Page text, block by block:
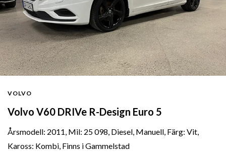
VOLVO
Volvo V60 DRIVe R-Design Euro 5
Årsmodell: 2011, Mil: 25 098, Diesel, Manuell, Färg: Vit,
Kaross: Kombi, Finns i Gammelstad